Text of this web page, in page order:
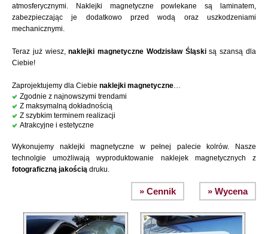
atmosferycznymi. Naklejki magnetyczne powlekane są laminatem,
zabezpieczając je dodatkowo przed wodą oraz uszkodzeniami
mechanicznymi.
Teraz już wiesz,naklejki magnetyczne Wodzisław Śląskisą szansą dla
Ciebie!
Zaprojektujemy dla Ciebie naklejki magnetyczne…
Zgodnie z najnowszymi trendami
Z maksymalną dokładnością
Z szybkim terminem realizacji
Atrakcyjne i estetyczne
Wykonujemy naklejki magnetyczne w pełnej palecie kolrów. Nasze
technolgie umożliwają wyproduktowanie naklejek magnetycznych z
fotograficzną jakością druku.
» Wycena
» Cennik